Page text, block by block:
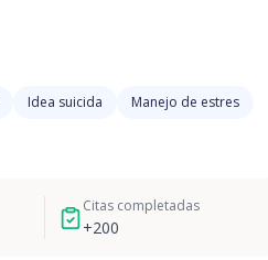
Idea suicida
Manejo de estres
Citas completadas
+200